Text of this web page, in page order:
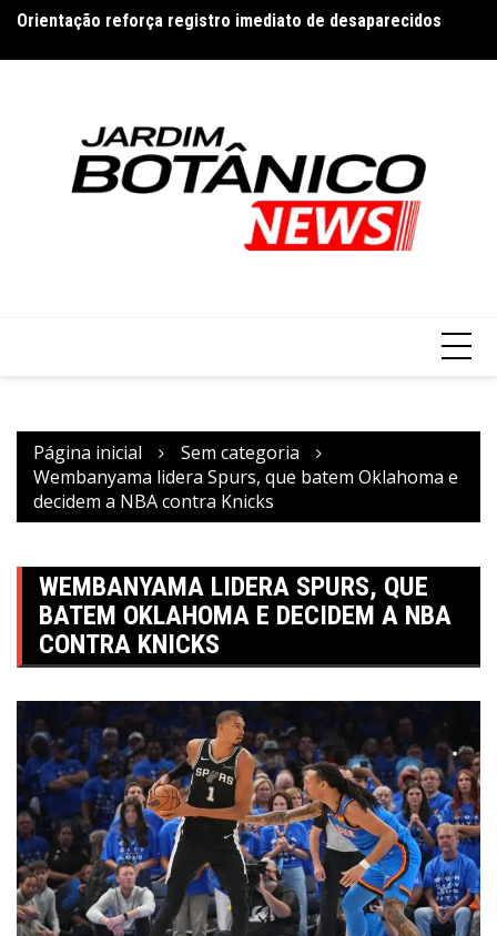
o
Orientação reforça registro imediato de desaparecidos
semestre
Página inicial
Sem categoria
Wembanyama lidera Spurs, que batem Oklahoma e
decidem a NBA contra Knicks
WEMBANYAMA LIDERA SPURS, QUE
BATEM OKLAHOMA E DECIDEM A NBA
CONTRA KNICKS